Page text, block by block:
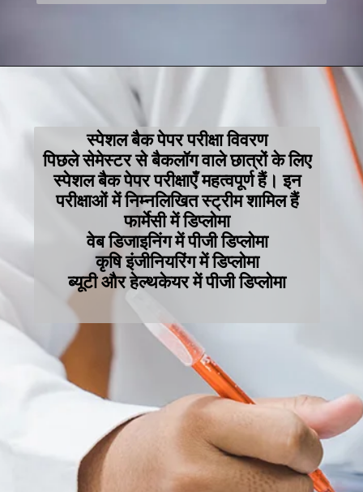
स्पेशल बैक पेपर परीक्षा विवरण
पिछले सेमेस्टर से बैकलॉग वाले छात्रों के लिए
स्पेशल बैक पेपर परीक्षाएँ महत्वपूर्ण हैं। इन
परीक्षाओं में निम्नलिखित स्ट्रीम शामिल हैं
फार्मेसी में डिप्लोमा
वेब डिजाइनिंग में पीजी डिप्लोमा
कृषि इंजीनियरिंग में डिप्लोमा
ब्यूटी और हेल्थकेयर में पीजी डिप्लोमा